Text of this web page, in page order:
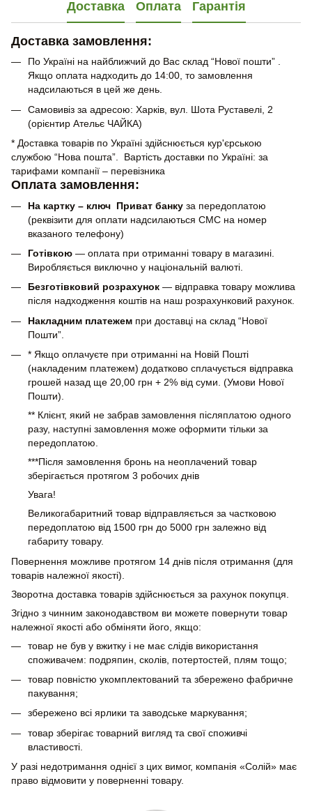
Доставка Оплата Гарантія
Доставка замовлення:
По Україні на найближчий до Вас склад “Нової пошти” .
Якщо оплата надходить до 14:00, то замовлення
надсилаються в цей же день.
Самовивіз за адресою: Харків, вул. Шота Руставелі, 2
(орієнтир Ательє ЧАЙКА)
* Доставка товарів по Україні здійснюється кур'єрською
службою “Нова пошта”. Вартість доставки по Україні: за
тарифами компанії – перевізника
Оплата замовлення:
На картку – ключ Приват банку за передоплатою
(реквізити для оплати надсилаються СМС на номер
вказаного телефону)
Готівкою — оплата при отриманні товару в магазині.
Виробляється виключно у національній валюті.
Безготівковий розрахунок — відправка товару можлива
після надходження коштів на наш розрахунковий рахунок.
Накладним платежем при доставці на склад “Нової
Пошти”.
* Якщо оплачуєте при отриманні на Новій Пошті
(накладеним платежем) додатково сплачується відправка
грошей назад ще 20,00 грн + 2% від суми. (Умови Нової
Пошти).
** Клієнт, який не забрав замовлення післяплатою одного
разу, наступні замовлення може оформити тільки за
передоплатою.
***Після замовлення бронь на неоплачений товар
зберігається протягом 3 робочих днів
Увага!
Великогабаритний товар відправляється за частковою
передоплатою від 1500 грн до 5000 грн залежно від
габариту товару.
Повернення можливе протягом 14 днів після отримання (для
товарів належної якості).
Зворотна доставка товарів здійснюється за рахунок покупця.
Згідно з чинним законодавством ви можете повернути товар
належної якості або обміняти його, якщо:
товар не був у вжитку і не має слідів використання
споживачем: подряпин, сколів, потертостей, плям тощо;
товар повністю укомплектований та збережено фабричне
пакування;
збережено всі ярлики та заводське маркування;
товар зберігає товарний вигляд та свої споживчі
властивості.
У разі недотримання однієї з цих вимог, компанія «Солій» має
право відмовити у поверненні товару.